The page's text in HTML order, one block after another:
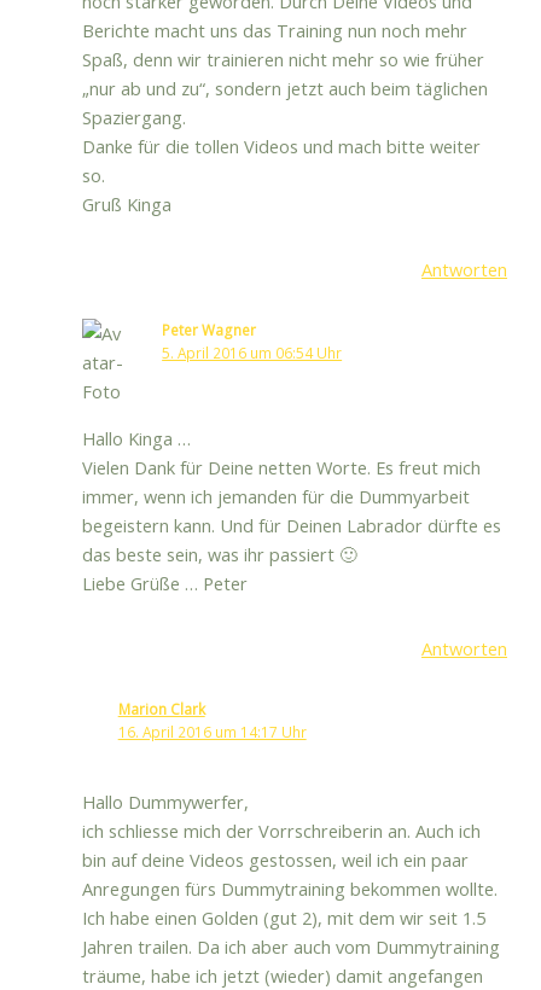
Berichte macht uns das Training nun noch mehr
Spaß, denn wir trainieren nicht mehr so wie früher
„nur ab und zu“, sondern jetzt auch beim täglichen
Spaziergang.
Danke für die tollen Videos und mach bitte weiter
so.
Gruß Kinga
Antworten
Peter Wagner
5. April 2016 um 06:54 Uhr
Hallo Kinga …
Vielen Dank für Deine netten Worte. Es freut mich
immer, wenn ich jemanden für die Dummyarbeit
begeistern kann. Und für Deinen Labrador dürfte es
das beste sein, was ihr passiert 🙂
Liebe Grüße … Peter
Antworten
Marion Clark
16. April 2016 um 14:17 Uhr
Hallo Dummywerfer,
ich schliesse mich der Vorrschreiberin an. Auch ich
bin auf deine Videos gestossen, weil ich ein paar
Anregungen fürs Dummytraining bekommen wollte.
Ich habe einen Golden (gut 2), mit dem wir seit 1.5
Jahren trailen. Da ich aber auch vom Dummytraining
träume, habe ich jetzt (wieder) damit angefangen